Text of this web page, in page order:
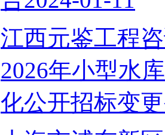
江西元鉴工程
2026年小型水
化公开招标变